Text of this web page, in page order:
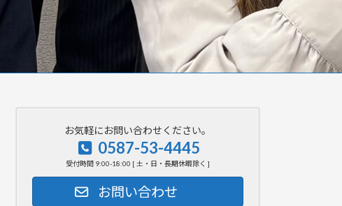
お気軽にお問い合わせください。
0587-53-4445
受付時間 9:00-18:00 [ 土・日・長期休暇除く ]
お問い合わせ